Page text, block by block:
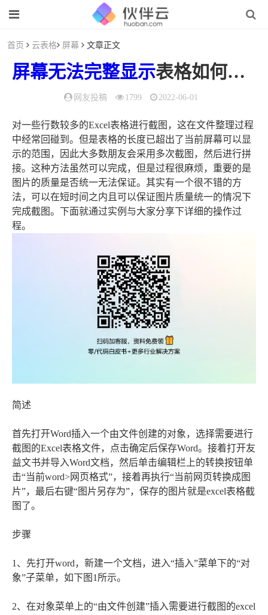
首页 云表格 屏幕 文章正文
屏幕无法完整显示表格如何对行数较多的Excel表格进行截图（excel表格里行数太多显示不全）
网友投稿 1799 2022-06-01
对一些行数较多的Excel表格进行截图，这在文件整理过程
中经常回碰到。但是表格的长度已超出了当前屏幕可以显
示的范围，因此大多数朋友会采用多次截图，然后进行拼
接。这种方法虽然可以完成，但是过程很麻烦，重要的是
图片的质量是否统一无法保证。其实有一个很不错的方
法，可以在短时间之内且可以保证图片质量统一的情况下
完成截图。下面就通过实例与大家分享下详细的操作过
程。
简述
首先打开Word插入一个由文件创建的对象，选择需要进行
截图的Excel表格文件，点击确定后保存Word。接着打开友
益文书并导入Word文档，然后单击编辑栏上的转换按钮单
击“当前word>网页格式”，接着再执行“当前网页转换成图
片”，最后右键“图片另存为”，保存的图片就是excel表格截
图了。
步骤
1、先打开word，新建一个文档，进入“插入”菜单下的“对
象”子菜单，如下图1所示。
2、在对象菜单上的“由文件创建”插入需要进行截图的excel